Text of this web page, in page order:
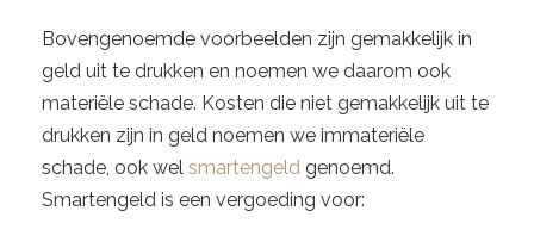
Bovengenoemde voorbeelden zijn gemakkelijk in
geld uit te drukken en noemen we daarom ook
materiële schade. Kosten die niet gemakkelijk uit te
drukken zijn in geld noemen we immateriële
schade, ook wel smartengeld genoemd.
Smartengeld is een vergoeding voor: